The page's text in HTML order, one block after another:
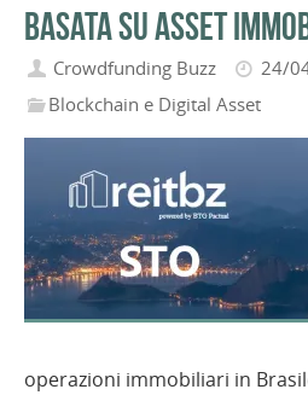
basata su asset
Crowdfunding Buzz
24/
Blockchain e Digital Asset
operazioni immobiliari in